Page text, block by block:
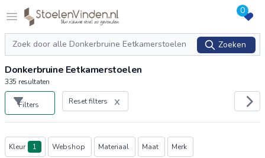
Open menu
Logo stoelenvinden.nl 0
Zoeken
Zoeken
Donkerbruine Eetkamerstoelen
335 resultaten
Filters Reset filters
Producten
Kleur 1 Webshop Materiaal Maat Merk